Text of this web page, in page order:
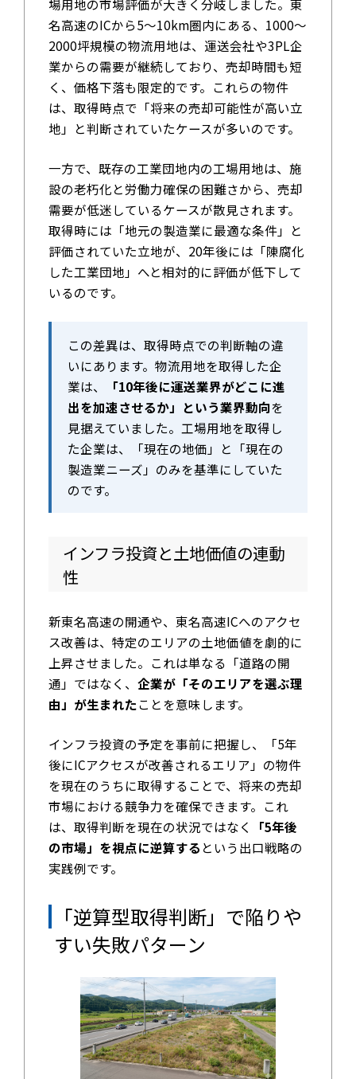
場用地の市場評価が大きく分岐しました。東
名高速のICから5〜10km圏内にある、1000〜
2000坪規模の物流用地は、運送会社や3PL企
業からの需要が継続しており、売却時間も短
く、価格下落も限定的です。これらの物件
は、取得時点で「将来の売却可能性が高い立
地」と判断されていたケースが多いのです。
一方で、既存の工業団地内の工場用地は、施
設の老朽化と労働力確保の困難さから、売却
需要が低迷しているケースが散見されます。
取得時には「地元の製造業に最適な条件」と
評価されていた立地が、20年後には「陳腐化
した工業団地」へと相対的に評価が低下して
いるのです。
この差異は、取得時点での判断軸の違
いにあります。物流用地を取得した企
業は、
「10年後に運送業界がどこに進
出を加速させるか」という業界動向を
見据えていました。工場用地を取得し
た企業は、「現在の地価」と「現在の
製造業ニーズ」のみを基準にしていた
のです。
インフラ投資と土地価値の連動
性
新東名高速の開通や、東名高速ICへのアクセ
ス改善は、特定のエリアの土地価値を劇的に
上昇させました。これは単なる「道路の開
通」ではなく、 企業が「そのエリアを選ぶ理
由」が生まれたことを意味します。
インフラ投資の予定を事前に把握し、「5年
後にICアクセスが改善されるエリア」の物件
を現在のうちに取得することで、将来の売却
市場における競争力を確保できます。これ
は、取得判断を現在の状況ではなく
「5年後
の市場」を視点に逆算する という出口戦略の
実践例です。
「逆算型取得判断」で陥りや
すい失敗パターン